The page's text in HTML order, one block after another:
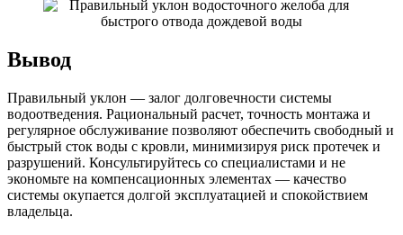
Вывод
Правильный уклон — залог долговечности системы
водоотведения. Рациональный расчет, точность монтажа и
регулярное обслуживание позволяют обеспечить свободный и
быстрый сток воды с кровли, минимизируя риск протечек и
разрушений. Консультируйтесь со специалистами и не
экономьте на компенсационных элементах — качество
системы окупается долгой эксплуатацией и спокойствием
владельца.